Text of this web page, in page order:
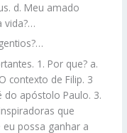
d. Meu amado
vida?…
1. Por que? a.
contexto de Filip. 3
do apóstolo Paulo. 3.
que
eu possa ganhar a